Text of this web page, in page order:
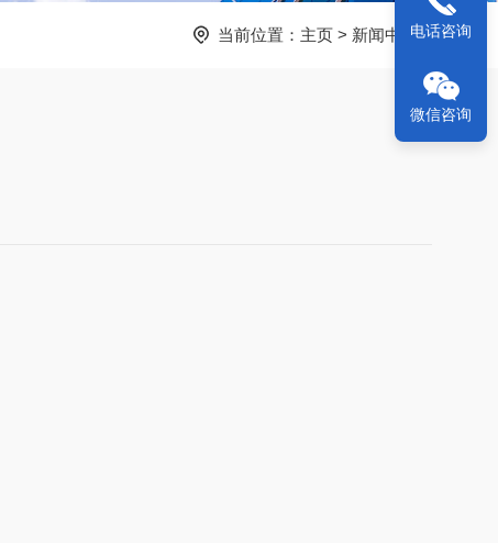
当前位置： 主页 > 新闻中心>
电话咨询
微信咨询